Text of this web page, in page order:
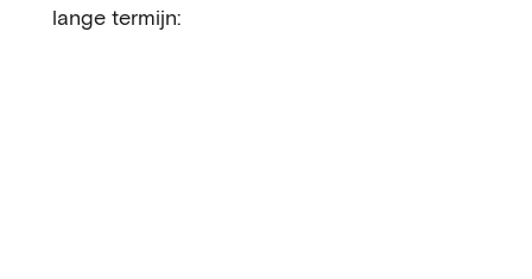
lange termijn: